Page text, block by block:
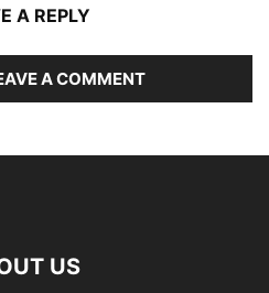
A REPLY
A COMMENT
US